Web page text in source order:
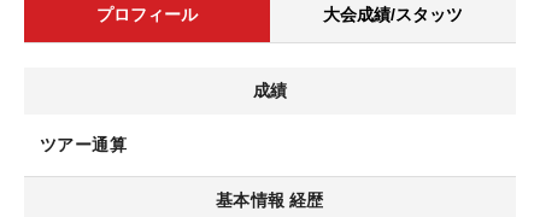
プロフィール 大会成績/スタッツ
成績
ツアー通算
基本情報 経歴